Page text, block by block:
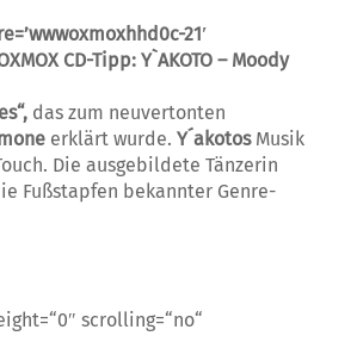
21′
CD-Tipp: Y`AKOTO – Moody
das zum neu­vertonten
er­klärt wurde. Y´akotos Musik
Die ausgebildete Tänzerin
Fußstapfen bekannter Genre-
scrolling=“no“